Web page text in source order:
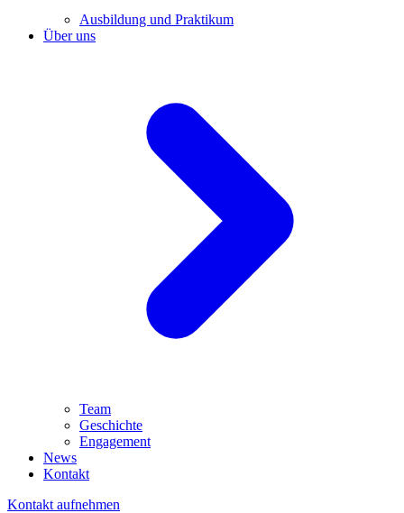
Ausbildung und Praktikum
Über uns
Team
Geschichte
Engagement
News
Kontakt
Kontakt aufnehmen